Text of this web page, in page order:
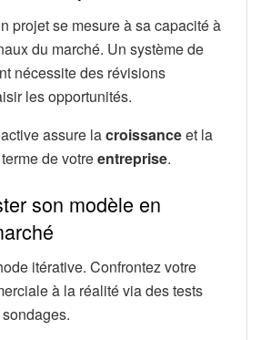
projet se mesure à sa capacité à
du marché. Un système de
nécessite des révisions
les opportunités.
assure lacroissanceet la
de votreentreprise.
son modèle en
itérative. Confrontez votre
à la réalité via des tests